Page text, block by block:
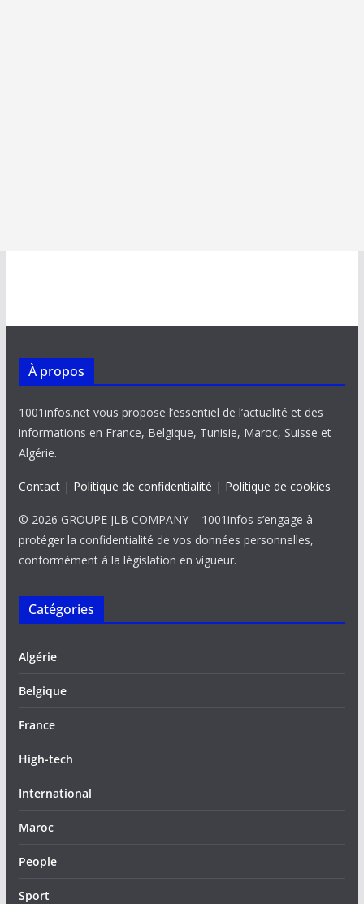
À propos
1001infos.net vous propose l’essentiel de l’actualité et des
informations en France, Belgique, Tunisie, Maroc, Suisse et
Algérie.
Contact| Politique de confidentialité | Politique de cookies
© 2026 GROUPE JLB COMPANY – 1001infos s’engage à
protéger la confidentialité de vos données personnelles,
conformément à la législation en vigueur.
Catégories
Algérie
Belgique
France
High-tech
International
Maroc
People
Sport